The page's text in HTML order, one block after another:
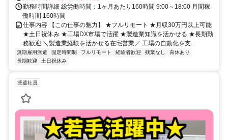
勤務時間詳細 総労働時間：1ヶ月あたり160時間 9:00～18:00 月間稼
働時間 160時間
仕事内容 【この仕事の魅力】 ★フルリモート ★月収30万円以上可能
★土日祝休み ★工場DX市場で活躍 ★製造業知識を活かせる ★長期勤
務歓迎 ＼製造業経験を活かせる在宅営業／ 工場の自動化を支...
無期雇用派遣 固定時間制 フルリモート 経験者歓迎 残業なし
育休あり
長期歓迎
土日祝休み
派遣社員